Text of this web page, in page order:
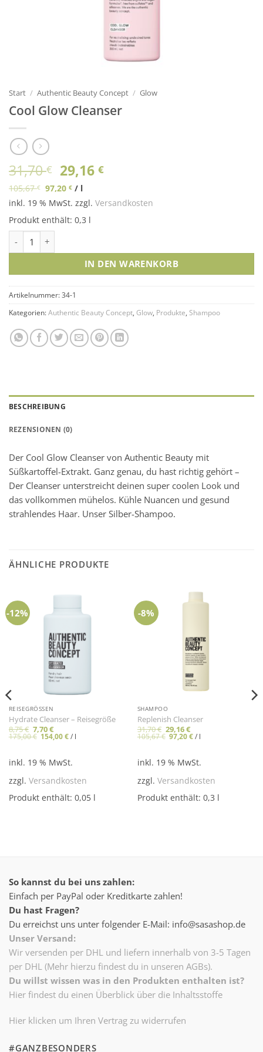
Start / Authentic Beauty Concept / Glow
Cool Glow Cleanser
31,70€ Ursprünglicher
Preis
war:
31,70 €
29,16 €Aktueller
29,16 €.
105,67€ 97,20€ / l
inkl. 19 % MwSt. zzgl. Versandkosten
Produkt enthält: 0,3 l
IN DEN WARENKORB
Artikelnummer:34-1
Kategorien:Authentic Beauty Concept, Glow, Produkte, Shampoo
BESCHREIBUNG
REZENSIONEN (0)
Der Cool Glow Cleanser von Authentic Beauty mit
Süßkartoffel-Extrakt. Ganz genau, du hast richtig gehört –
Der Cleanser unterstreicht deinen super coolen Look und
das vollkommen mühelos. Kühle Nuancen und gesund
strahlendes Haar. Unser Silber-Shampoo.
ÄHNLICHE PRODUKTE
-12%
REISEGRÖSSEN
Hydrate Cleanser – Reisegröße
8,75€ Ursprünglicher
Preis
war:
7,70€Aktueller
Preis
ist:
175,00€ 154,00€ / l
inkl. 19 % MwSt.
zzgl. Versandkosten
Produkt enthält: 0,05 l
-8%
SHAMPOO
Replenish Cleanser
31,70€ Ursprünglicher
Preis
war:
29,16€Aktueller
Preis
ist:
105,67€ 97,20€ / l
inkl. 19 % MwSt.
zzgl. Versandkosten
Produkt enthält: 0,3 l
So kannst du bei uns zahlen:
Einfach per PayPal oder Kreditkarte zahlen!
Du hast Fragen?
Du erreichst uns unter folgender E-Mail: info@sasashop.de
Unser Versand:
Wir versenden per DHL und liefern innerhalb von 3-5 Tagen
per DHL (Mehr hierzu findest du in unseren AGBs).
Du willst wissen was in den Produkten enthalten ist?
Hier findest du einen Überblick über die Inhaltsstoffe
Hier klicken um Ihren Vertrag zu widerrufen
#GANZBESONDERS